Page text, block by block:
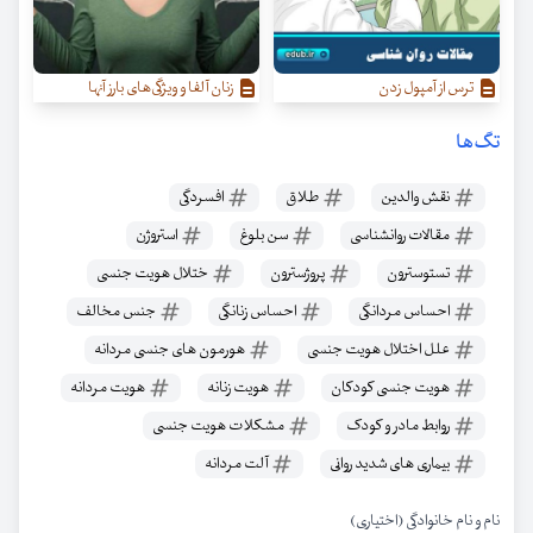
ترس از آمپول زدن زنان آلفا و ویژگی‌‌های بارز آنها
تگ‌ها
نقش والدین طلاق
افسردگی
مقالات روانشناسی
سن بلوغ
استروژن
تستوسترون
پروژسترون
ختلال هویت جنسی
احساس مردانگی
احساس زنانگی
جنس مخالف
علل اختلال هویت جنسی
هورمون های جنسی مردانه
هویت جنسی کودکان
هویت زنانه
هویت مردانه
روابط مادر و کودک
مشکلات هویت جنسی
بیماری های شدید روانی
آلت مردانه
نام و نام خانوادگی (اختیاری)